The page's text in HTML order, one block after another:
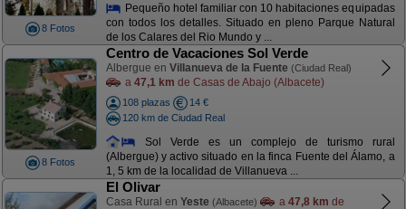
8 Fotos
Pequeño hotel familiar con 10 habitaciones equipadas
con todos los detalles. Situado en pleno Parque Natural
de los Calares del Rio Mundo y ...
8 Fotos
Centro de Vacaciones Sol Verde
Albergue en Villanueva de la Fuente (Ciudad Real)
a 47,1 km de Casas de Abajo (Albacete)
108 plazas
14 €
120 km de Ciudad Real
Sol Verde es un complejo de turismo rural
(Albergue) y activo situado en la finca Fuente del Álamo, a
1, 5 km de la localidad de Villanueva ...
El Olivar
Casa Rural en Yeste (Albacete) a 47,8 km de